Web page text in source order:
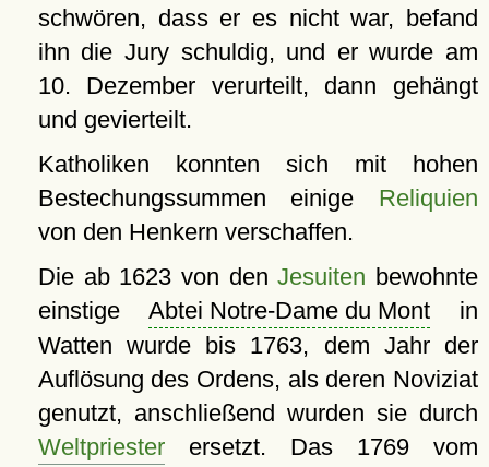
schwören, dass er es nicht war, befand
ihn die Jury schuldig, und er wurde am
10. Dezember verurteilt, dann gehängt
und gevierteilt.
Katholiken konnten sich mit hohen
Bestechungssummen einige Reliquien
von den Henkern verschaffen.
Die ab 1623 von denJesuiten bewohnte
einstigeAbtei Notre-Dame du Mont in
Watten wurde bis 1763, dem Jahr der
Auflösung des Ordens, als deren Noviziat
genutzt, anschließend wurden sie durch
Weltpriesterersetzt. Das 1769 vom